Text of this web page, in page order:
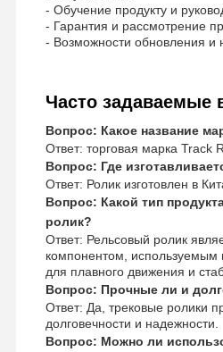
- Обучение продукту и
- Гарантия и рассмотрение
- Возможности обновления и
Часто задаваемые
Вопрос: Какое название
Ответ: торговая марка Track
Вопрос: Где
Ответ: Ролик изготовлен в
Вопрос: Какой тип
ролик?
Ответ: Рельсовый ролик
компонентом,
для плавного движения и
Вопрос: Прочные ли и
Ответ: Да, трековые ролики
долговечности и надежности.
Вопрос: Можно ли